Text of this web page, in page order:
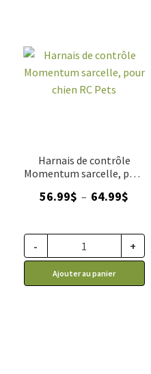
Harnais de contrôle
Momentum sarcelle, pour
56.99$ – 64.99$
56.99$
à
- +
Ajouter au panier